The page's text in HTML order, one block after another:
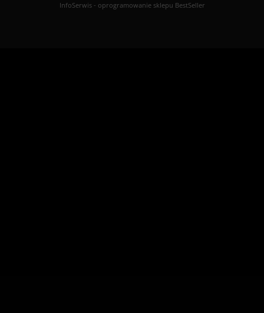
InfoSerwis- oprogramowanie sklepu BestSeller